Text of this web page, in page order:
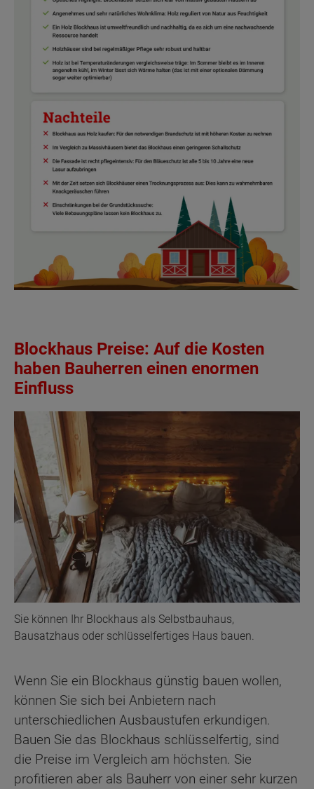
Blockhaus Preise: Auf die Kosten
haben Bauherren einen enormen
Einfluss
Sie können Ihr Blockhaus als Selbstbauhaus,
Bausatzhaus oder schlüsselfertiges Haus bauen.
Wenn Sie ein Blockhaus günstig bauen wollen,
können Sie sich bei Anbietern nach
unterschiedlichen Ausbaustufen erkundigen.
Bauen Sie das Blockhaus schlüsselfertig, sind
die Preise im Vergleich am höchsten. Sie
profitieren aber als Bauherr von einer sehr kurzen